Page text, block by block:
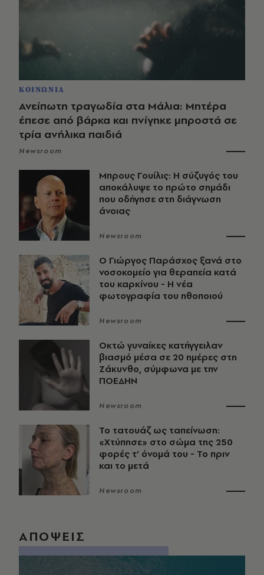
ΚΟΙΝΩΝΙΑ
Ανείπωτη τραγωδία στα Μάλια: Μητέρα
έπεσε από βάρκα και πνίγηκε μπροστά σε
τρία ανήλικα παιδιά
Newsroom
Μπρους Γουίλις: Η σύζυγός του
αποκάλυψε το πρώτο σημάδι
που οδήγησε στη διάγνωση
άνοιας
Newsroom
O Γιώργος Παράσχος ξανά στο
νοσοκομείο για θεραπεία κατά
του καρκίνου - Η νέα
φωτογραφία του ηθοποιού
Newsroom
Οκτώ γυναίκες κατήγγειλαν
βιασμό μέσα σε 20 ημέρες στη
Ζάκυνθο, σύμφωνα με την
ΠΟΕΔΗΝ
Newsroom
Το τατουάζ ως ταπείνωση:
«Χτύπησε» στο σώμα της 250
φορές τ’ όνομά του - Το πριν
και το μετά
Newsroom
ΑΠΟΨΕΙΣ